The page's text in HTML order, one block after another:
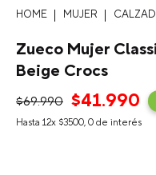
MUJER
Zueco Mujer
Beige Crocs
$69.990 $41.990
Hasta 12x $3500, 0 de interés